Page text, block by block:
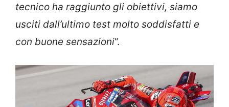
tecnico ha raggiunto gli obiettivi, siamo
usciti dall’ultimo test molto soddisfatti e
con buone sensazioni“.